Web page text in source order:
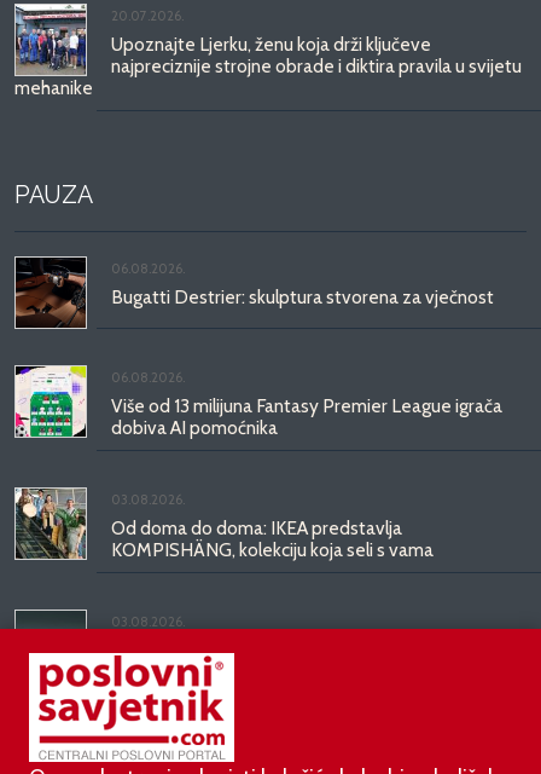
20.07.2026.
Upoznajte Ljerku, ženu koja drži ključeve
najpreciznije strojne obrade i diktira pravila u svijetu
mehanike
PAUZA
06.08.2026.
Bugatti Destrier: skulptura stvorena za vječnost
06.08.2026.
Više od 13 milijuna Fantasy Premier League igrača
dobiva AI pomoćnika
03.08.2026.
Od doma do doma: IKEA predstavlja
KOMPISHÄNG, kolekciju koja seli s vama
03.08.2026.
Kineski BYD predstavio luksuznu limuzinu veću od
Mercedesove S-klase, obećava domet do 1.000
kilometara